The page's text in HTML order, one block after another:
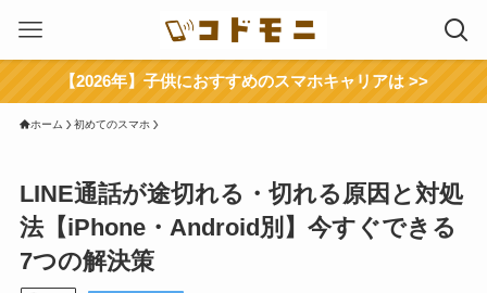
【2026年】子供におすすめのスマホキャリアは >>
ホーム 初めてのスマホ
LINE通話が途切れる・切れる原因と対処
法【iPhone・Android別】今すぐできる
7つの解決策